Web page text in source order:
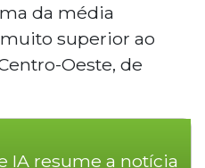
da média
muito superior ao
Oeste, de
IA resume a notícia